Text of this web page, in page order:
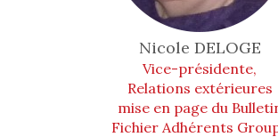
Nicole DELOGE
Vice-présidente,
Relations extérieures
mise en page du
Fichier Adhérents